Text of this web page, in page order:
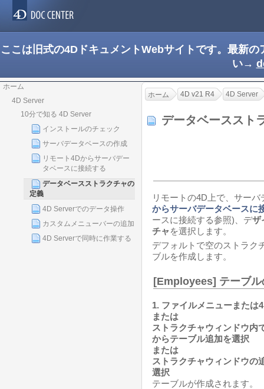
ここは旧式の4DドキュメントWebサイトです。最新
い→
ホーム
4D Server
10分で知る 4D Server
インストールのチェック
サーバデータベースの作成
リモート4Dからサーバデー
タベースに接続する
データベースストラクチャの
定義
4D Serverでのデータ操作
カスタムメニューバーの追加
4D Serverで同時に作業する
ホーム 4D v21 R4 4D Server
データベーススト
リモートの4D上で、サー
からサーバデータベースに
ースに接続する参照)、デザ
チャ を選択します。
デフォルトで空のストラク
ブルを作成します。
[Employees] テーブル
1. ファイルメニューまたは
または
ストラクチャウィンドウ内
からテーブル追加を選択
または
ストラクチャウィンドウの
選択
テーブルが作成されます。